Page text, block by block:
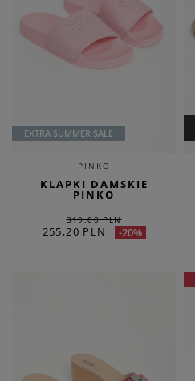
EXTRA SUMMER SALE
PINKO
KLAPKI DAMSKIE
PINKO
319,00 PLN
255,20 PLN -20%